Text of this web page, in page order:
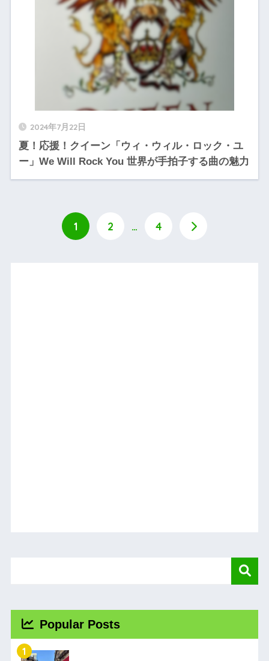
2024年7月22日
夏！応援！クイーン「ウィ・ウィル・ロック・ユ
ー」We Will Rock You 世界が手拍子する曲の魅力
1 2 … 4
Popular Posts
1